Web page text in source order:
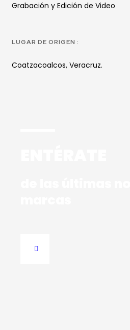
Grabación y Edición de Video
LUGAR DE ORIGEN :
Coatzacoalcos, Veracruz.